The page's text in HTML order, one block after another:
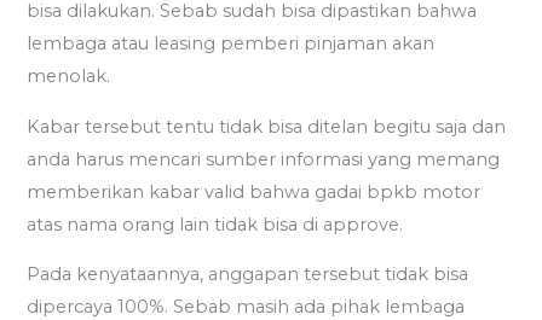
bisa dilakukan. Sebab sudah bisa dipastikan bahwa
lembaga atau leasing pemberi pinjaman akan
menolak.
Kabar tersebut tentu tidak bisa ditelan begitu saja dan
anda harus mencari sumber informasi yang memang
memberikan kabar valid bahwa gadai bpkb motor
atas nama orang lain tidak bisa di approve.
Pada kenyataannya, anggapan tersebut tidak bisa
dipercaya 100%. Sebab masih ada pihak lembaga